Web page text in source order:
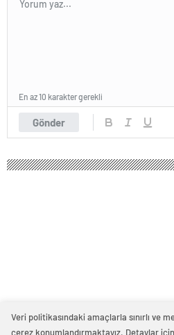
0 0
Gönder
En az 10 karakter gerekli
0 0
Veri politikasındaki amaçlarla sınırlı ve
çerez konumlandırmaktayız. Detaylar için